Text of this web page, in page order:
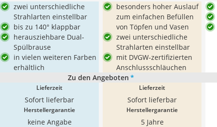
zwei unterschiedliche
Strahlarten einstellbar
bis zu 140° klappbar
herausziehbare Dual-
Spülbrause
in vielen weiteren Farben
erhältlich
besonders hoher Auslauf
zum einfachen Befüllen
von Töpfen und Vasen
zwei unterschiedliche
Strahlarten einstellbar
mit DVGW-zertifizierten
Anschlussschläuchen
Zu den Angeboten *
Lieferzeit
Sofort lieferbar
Lieferzeit
Sofort lieferbar
Herstellergarantie
keine Angabe
Herstellergarantie
5 Jahre